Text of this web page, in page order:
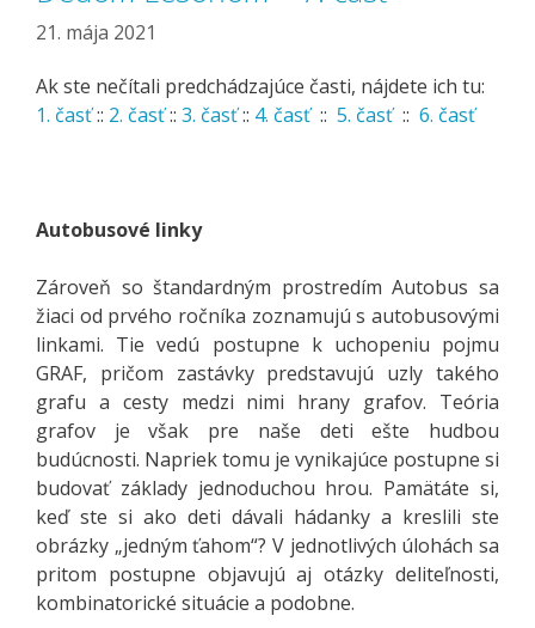
21. mája 2021
Ak ste nečítali predchádzajúce časti, nájdete ich tu:
1. časť:: 2. časť:: 3. časť:: 4. časť:: 5. časť:: 6. časť
Autobusové linky
Zároveň so štandardným prostredím Autobus sa
žiaci od prvého ročníka zoznamujú s autobusovými
linkami. Tie vedú postupne k uchopeniu pojmu
GRAF, pričom zastávky predstavujú uzly takého
grafu a cesty medzi nimi hrany grafov. Teória
grafov je však pre naše deti ešte hudbou
budúcnosti. Napriek tomu je vynikajúce postupne si
budovať základy jednoduchou hrou. Pamätáte si,
keď ste si ako deti dávali hádanky a kreslili ste
obrázky „jedným ťahom“? V jednotlivých úlohách sa
pritom postupne objavujú aj otázky deliteľnosti,
kombinatorické situácie a podobne.